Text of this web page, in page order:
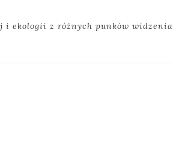
i ekologii z różnych punków widzenia